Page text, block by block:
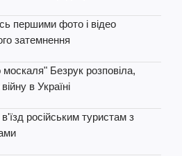
першими фото і відео
затемнення
москаля" Безрук розповіла,
в Україні
російським туристам з